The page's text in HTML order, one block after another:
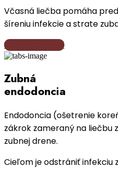
Včasná liečba pomáha
šíreniu infekcie a strate
Viac informácií
Zubná
endodoncia
Endodoncia (ošetrenie
zákrok zameraný na liečbu
zubnej drene.
Cieľom je odstrániť infekciu